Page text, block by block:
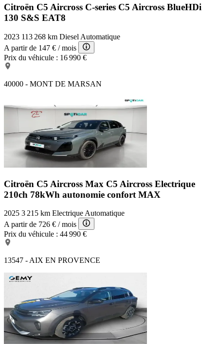
Citroën C5 Aircross C-series C5 Aircross BlueHDi
130 S&S EAT8
2023 113 268 km Diesel Automatique
A partir de 147 € / mois
Prix du véhicule : 16 990 €
40000 - MONT DE MARSAN
Citroën C5 Aircross Max C5 Aircross Electrique
210ch 78kWh autonomie confort MAX
2025 3 215 km Electrique Automatique
A partir de 726 € / mois
Prix du véhicule : 44 990 €
13547 - AIX EN PROVENCE